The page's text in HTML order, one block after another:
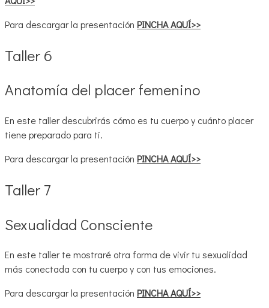
Para descargar la presentación PINCHA AQUÍ>>
Taller 6
Anatomía del placer femenino
En este taller descubrirás cómo es tu cuerpo y cuánto placer
tiene preparado para ti.
Para descargar la presentación PINCHA AQUÍ>>
Taller 7
Sexualidad Consciente
En este taller te mostraré otra forma de vivir tu sexualidad
más conectada con tu cuerpo y con tus emociones.
Para descargar la presentación PINCHA AQUÍ>>